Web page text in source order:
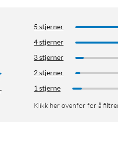
5 stjerner
4 stjerner
3 stjerner
2 stjerner
1 stjerne
Klikk her ovenfor for å